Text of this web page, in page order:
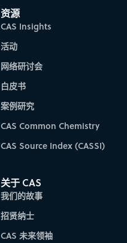
资源
CAS Insights
活动
网络研讨会
白皮书
案例研究
CAS Common Chemistry
CAS Source Index (CASSI)
关于 CAS
我们的故事
招贤纳士
CAS 未来领袖